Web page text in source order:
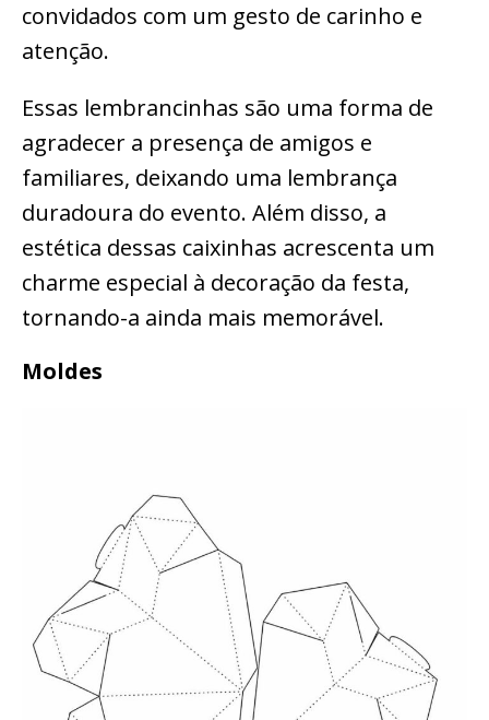
convidados com um gesto de carinho e
atenção.
Essas lembrancinhas são uma forma de
agradecer a presença de amigos e
familiares, deixando uma lembrança
duradoura do evento. Além disso, a
estética dessas caixinhas acrescenta um
charme especial à decoração da festa,
tornando-a ainda mais memorável.
Moldes